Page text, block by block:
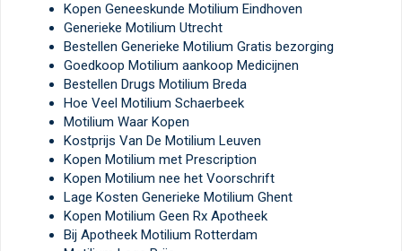
Kopen Geneeskunde Motilium Eindhoven
Generieke Motilium Utrecht
Bestellen Generieke Motilium Gratis bezorging
Goedkoop Motilium aankoop Medicijnen
Bestellen Drugs Motilium Breda
Hoe Veel Motilium Schaerbeek
Motilium Waar Kopen
Kostprijs Van De Motilium Leuven
Kopen Motilium met Prescription
Kopen Motilium nee het Voorschrift
Lage Kosten Generieke Motilium Ghent
Kopen Motilium Geen Rx Apotheek
Bij Apotheek Motilium Rotterdam